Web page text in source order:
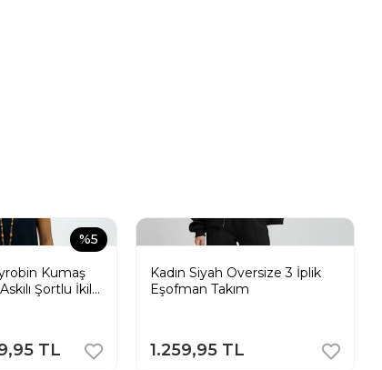
%5
Kumaş
Şortlu İkili
TL
Kadın Siyah Oversize 3 İplik
Eşofman Takım
1.259,95 TL